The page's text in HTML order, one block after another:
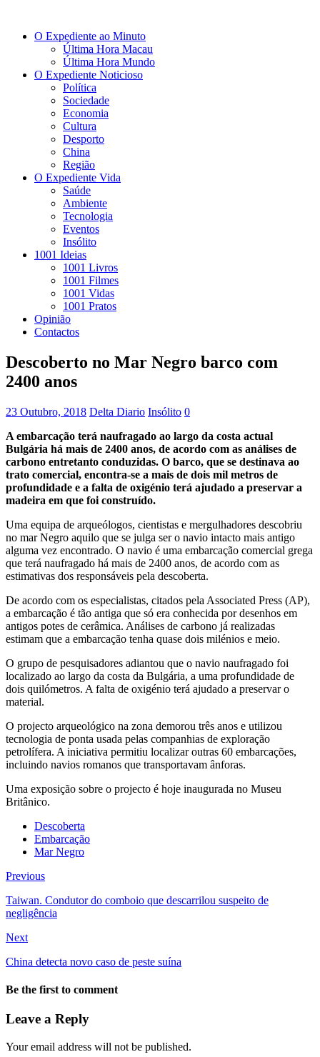
O Expediente ao Minuto
Última Hora Macau
Última Hora Mundo
O Expediente Noticioso
Política
Sociedade
Economia
Cultura
Desporto
China
Região
O Expediente Vida
Saúde
Ambiente
Tecnologia
Eventos
Insólito
1001 Ideias
1001 Livros
1001 Filmes
1001 Vidas
1001 Pratos
Opinião
Contactos
Descoberto no Mar Negro barco com
2400 anos
23 Outubro, 2018 Delta Diario Insólito 0
A embarcação terá naufragado ao largo da costa actual
Bulgária há mais de 2400 anos, de acordo com as análises de
carbono entretanto conduzidas. O barco, que se destinava ao
trato comercial, encontra-se a mais de dois mil metros de
profundidade e a falta de oxigénio terá ajudado a preservar a
madeira em que foi construído.
Uma equipa de arqueólogos, cientistas e mergulhadores descobriu
no mar Negro aquilo que se julga ser o navio intacto mais antigo
alguma vez encontrado. O navio é uma embarcação comercial grega
que terá naufragado há mais de 2400 anos, de acordo com as
estimativas dos responsáveis pela descoberta.
De acordo com os especialistas, citados pela Associated Press (AP),
a embarcação é tão antiga que só era conhecida por desenhos em
antigos potes de cerâmica. Análises de carbono já realizadas
estimam que a embarcação tenha quase dois milénios e meio.
O grupo de pesquisadores adiantou que o navio naufragado foi
localizado ao largo da costa da Bulgária, a uma profundidade de
dois quilómetros. A falta de oxigénio terá ajudado a preservar o
material.
O projecto arqueológico na zona demorou três anos e utilizou
tecnologia de ponta usada pelas companhias de exploração
petrolífera. A iniciativa permitiu localizar outras 60 embarcações,
incluindo navios romanos que transportavam ânforas.
Uma exposição sobre o projecto é hoje inaugurada no Museu
Britânico.
Descoberta
Embarcação
Mar Negro
Previous
Taiwan. Condutor do comboio que descarrilou suspeito de
negligência
Next
China detecta novo caso de peste suína
Be the first to comment
Leave a Reply
Your email address will not be published.